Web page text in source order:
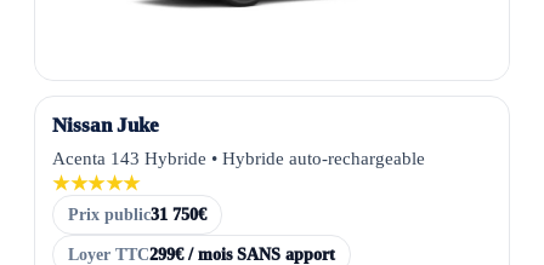
Nissan Juke
Acenta 143 Hybride • Hybride auto-rechargeable
★★★★★
Prix public31 750€
Loyer TTC299€ / mois SANS apport